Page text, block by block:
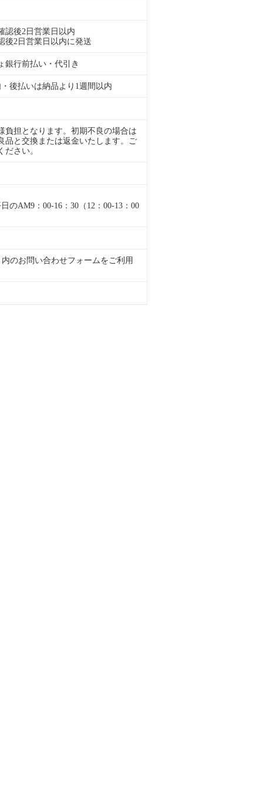
認後2日営業日以内
後2日営業日以内に発送
銀行前払い・代引き
後払いは納品より1週間以内
負担となります。初期不良の場合は
品と交換または返金いたします。ご
さい。
のAM9：00-16：30（12：00-13：00
のお問い合わせフォームをご利用